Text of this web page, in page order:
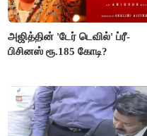
அஜித்தின் 'டேர் டெவில்' ப்ரீ-
பிசினஸ் ரூ.185 கோடி?